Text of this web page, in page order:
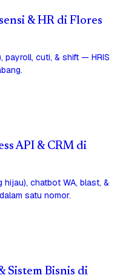
& HR di Flores
payroll, cuti, & shift — HRIS
API & CRM di
hijau), chatbot WA, blast, &
satu nomor.
Sistem Bisnis di